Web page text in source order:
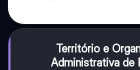
Território e
Administrativa de